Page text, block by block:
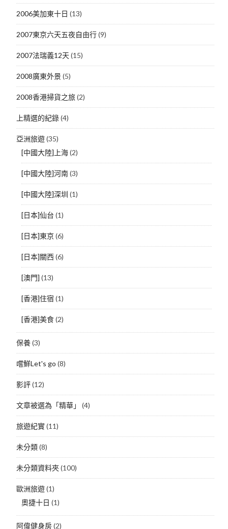
2006美加東十日 (13)
2007東京六天五夜自由行(9)
2007法瑞義12天(15)
2008廣東外景(5)
2008香港掃貨之旅(2)
上精選的紀錄(4)
亞洲旅遊(35)
[中國大陸]上海(2)
[中國大陸]河南(3)
[中國大陸]深圳 (1)
[日本]仙台 (1)
[日本]東京(6)
[日本]關西(6)
[澳門] (13)
[香港]住宿 (1)
[香港]美食(2)
保養(3)
嚐鮮Let's go (8)
影評(12)
文章被選為「精華」 (4)
旅遊紀實(11)
未分類(8)
未分類資料夾(100)
歐洲旅遊(1)
奧捷十日 (1)
阿偉健身房(2)